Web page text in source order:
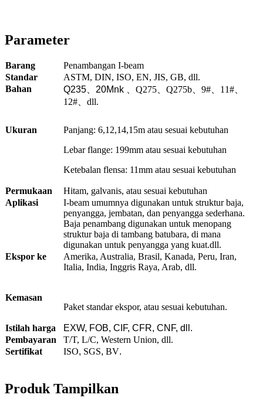
Parameter
Barang
Penambangan I-beam
Standar
ASTM, DIN, ISO, EN, JIS, GB, dll.
Bahan
Q235 20Mnk
Q275、Q275b、9#、11#、
12#、dll.
Ukuran
Panjang: 6,12,14,15m atau sesuai kebutuhan
Lebar flange: 199mm atau sesuai kebutuhan
Ketebalan flensa: 11mm atau sesuai kebutuhan
Permukaan
Hitam, galvanis, atau sesuai kebutuhan
Aplikasi
I-beam umumnya digunakan untuk struktur baja,
penyangga, jembatan, dan penyangga sederhana.
Baja penambang digunakan untuk menopang
struktur baja di tambang batubara, di mana
digunakan untuk penyangga yang kuat.dll.
Ekspor ke
Amerika, Australia, Brasil, Kanada, Peru, Iran,
Italia, India, Inggris Raya, Arab, dll.
Kemasan
Paket standar ekspor, atau sesuai kebutuhan.
Istilah harga
EXW, FOB, CIF, CFR, CNF, dll.
Pembayaran
T/T, L/C, Western Union, dll.
Sertifikat
ISO, SGS, BV.
Produk Tampilkan